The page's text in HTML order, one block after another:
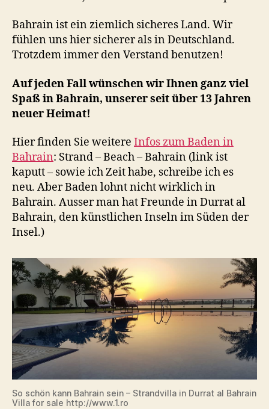
Bahrain ist ein ziemlich sicheres Land. Wir
fühlen uns hier sicherer als in Deutschland.
Trotzdem immer den Verstand benutzen!
Auf jeden Fall wünschen wir Ihnen ganz viel
Spaß in Bahrain, unserer seit über 13 Jahren
neuer Heimat!
Hier finden Sie weitere Infos zum Baden in
Bahrain: Strand – Beach – Bahrain (link ist
kaputt – sowie ich Zeit habe, schreibe ich es
neu. Aber Baden lohnt nicht wirklich in
Bahrain. Ausser man hat Freunde in Durrat al
Bahrain, den künstlichen Inseln im Süden der
Insel.)
So schön kann Bahrain sein – Strandvilla in Durrat al Bahrain
Villa for sale http://www.1.ro